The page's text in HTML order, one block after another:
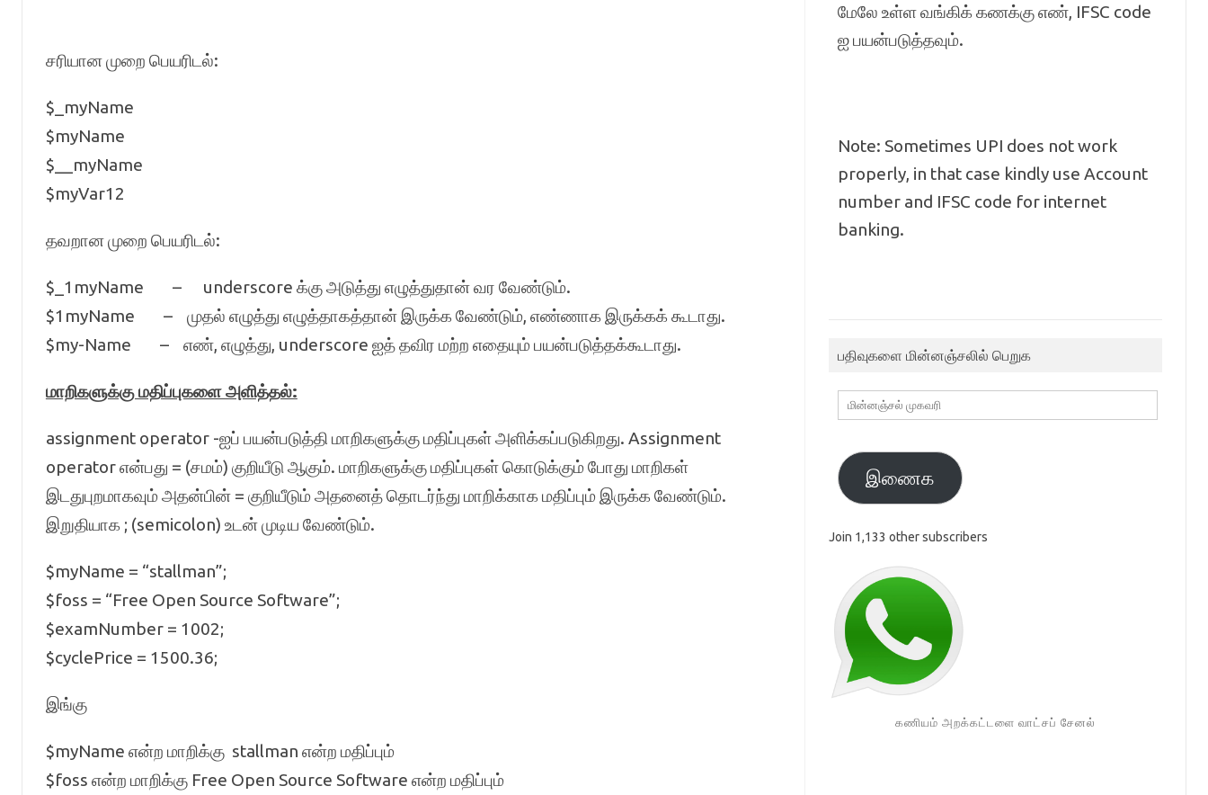
சரியான முறை பெயரிடல்:
$_myName
$myName
$__myName
$myVar12
தவறான முறை பெயரிடல்:
$_1myName – underscore க்கு அடுத்து எழுத்துதான் வர வேண்டும்.
$1myName – முதல் எழுத்து எழுத்தாகத்தான் இருக்க வேண்டும், எண்ணாக இருக்கக் கூடாது.
$my-Name – எண், எழுத்து, underscore ஐத் தவிர மற்ற எதையும் பயன்படுத்தக்கூடாது.
மாறிகளுக்கு மதிப்புகளை அளித்தல்:
assignment operator -ஐப் பயன்படுத்தி மாறிகளுக்கு மதிப்புகள் அளிக்கப்படுகிறது. Assignment
operator என்பது = (சமம்) குறியீடு ஆகும். மாறிகளுக்கு மதிப்புகள் கொடுக்கும் போது மாறிகள்
இடதுபுறமாகவும் அதன்பின் = குறியீடும் அதனைத் தொடர்ந்து மாறிக்காக மதிப்பும் இருக்க வேண்டும்.
இறுதியாக ; (semicolon) உடன் முடிய வேண்டும்.
$myName = “stallman”;
$foss = “Free Open Source Software”;
$examNumber = 1002;
$cyclePrice = 1500.36;
இங்கு
$myName என்ற மாறிக்கு stallman என்ற மதிப்பும்
$foss என்ற மாறிக்கு Free Open Source Software என்ற மதிப்பும்
மேலே உள்ள வங்கிக் கணக்கு எண், IFSC code
ஐ பயன்படுத்தவும்.
Note: Sometimes UPI does not work
properly, in that case kindly use Account
number and IFSC code for internet
banking.
பதிவுகளை மின்னஞ்சலில் பெறுக
மின்னஞ்சல்
முகவரி
இணைக
Join 1,133 other subscribers
கணியம் அறக்கட்டளை வாட்சப் சேனல்